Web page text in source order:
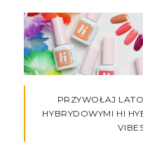
PRZYWOŁAJ
HYBRYDOWYMI HI